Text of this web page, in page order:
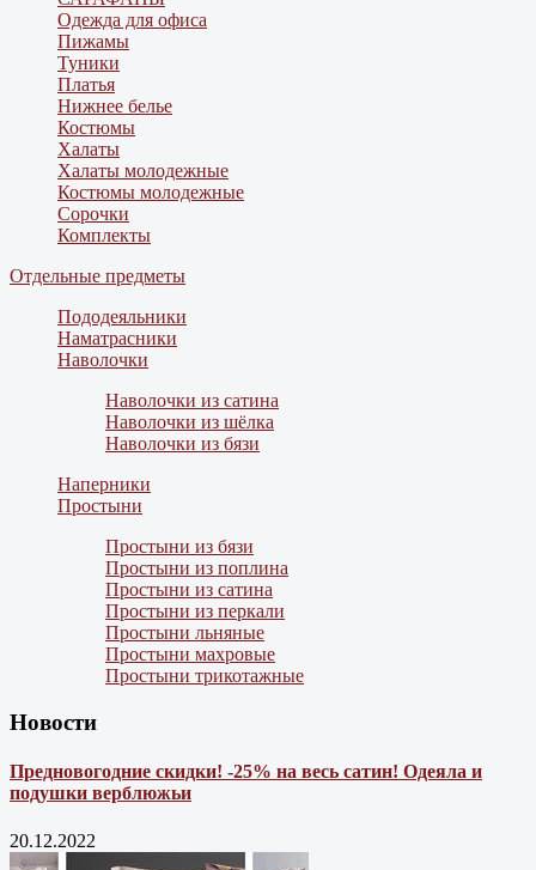
Одежда для офиса
Пижамы
Туники
Платья
Нижнее белье
Костюмы
Халаты
Халаты молодежные
Костюмы молодежные
Сорочки
Комплекты
Отдельные предметы
Пододеяльники
Наматрасники
Наволочки
Наволочки из сатина
Наволочки из шёлка
Наволочки из бязи
Наперники
Простыни
Простыни из бязи
Простыни из поплина
Простыни из сатина
Простыни из перкали
Простыни льняные
Простыни махровые
Простыни трикотажные
Новости
Предновогодние скидки! -25% на весь сатин! Одеяла и
подушки верблюжьи
20.12.2022